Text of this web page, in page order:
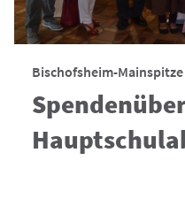
Bischofsheim-Mainspitze